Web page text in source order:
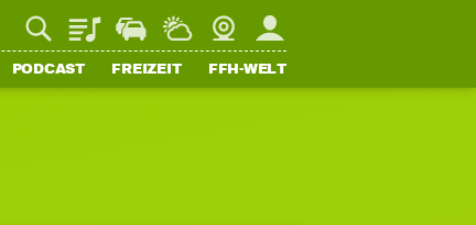
PlaylistStaupilotWetterWebcamMein FFH
PODCAST FREIZEIT FFH-WELT